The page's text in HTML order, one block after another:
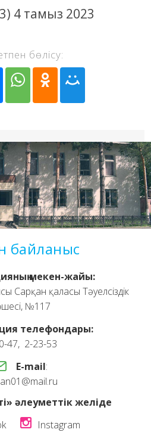
4 тамыз 2023
бөлісу:
байланыс
мекен-жайы:
Сарқан қаласы Тәуелсіздік
№117
телефондары:
47, 2-23-53
E-mail:
әлеуметтік желіде
Instagram